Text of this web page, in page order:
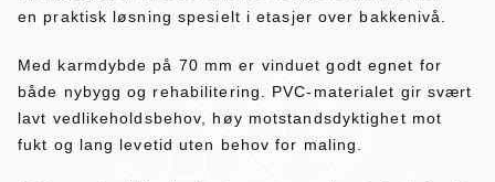
en praktisk løsning spesielt i etasjer over bakkenivå.
Med karmdybde på 70 mm er vinduet godt egnet for
både nybygg og rehabilitering. PVC-materialet gir svært
lavt vedlikeholdsbehov, høy motstandsdyktighet mot
fukt og lang levetid uten behov for maling.